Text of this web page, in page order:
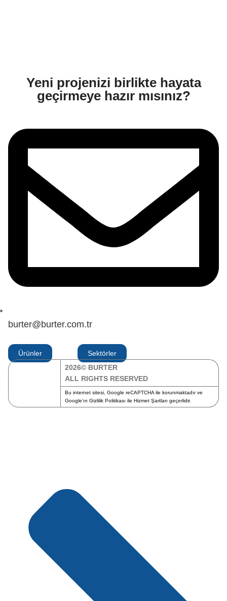
Yeni projenizi birlikte hayata
geçirmeye hazır mısınız?
burter@burter.com.tr
Ürünler
Sektörler
2026© BURTER
ALL RIGHTS RESERVED
Bu internet sitesi, Google reCAPTCHA ile korunmaktadır ve
Google’ın Gizlilik Politikası ile Hizmet Şartları geçerlidir.